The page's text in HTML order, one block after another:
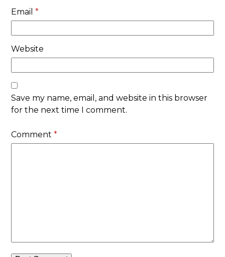
Email*
Website
Save my name, email, and website in this browser
for the next time I comment.
Comment*